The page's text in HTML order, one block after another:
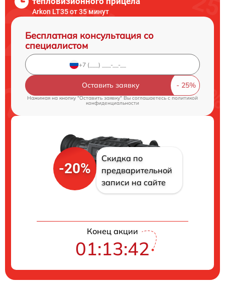
Arkon LT35 от 35 минут
Бесплатная консультация со
специалистом
Оставить заявку
Нажимая на кнопку "Оставить заявку" Вы соглашаетесь c политикой
конфиденциальности
-20%
Скидка по
предварительной
записи на сайте
Конец акции
01:13:41